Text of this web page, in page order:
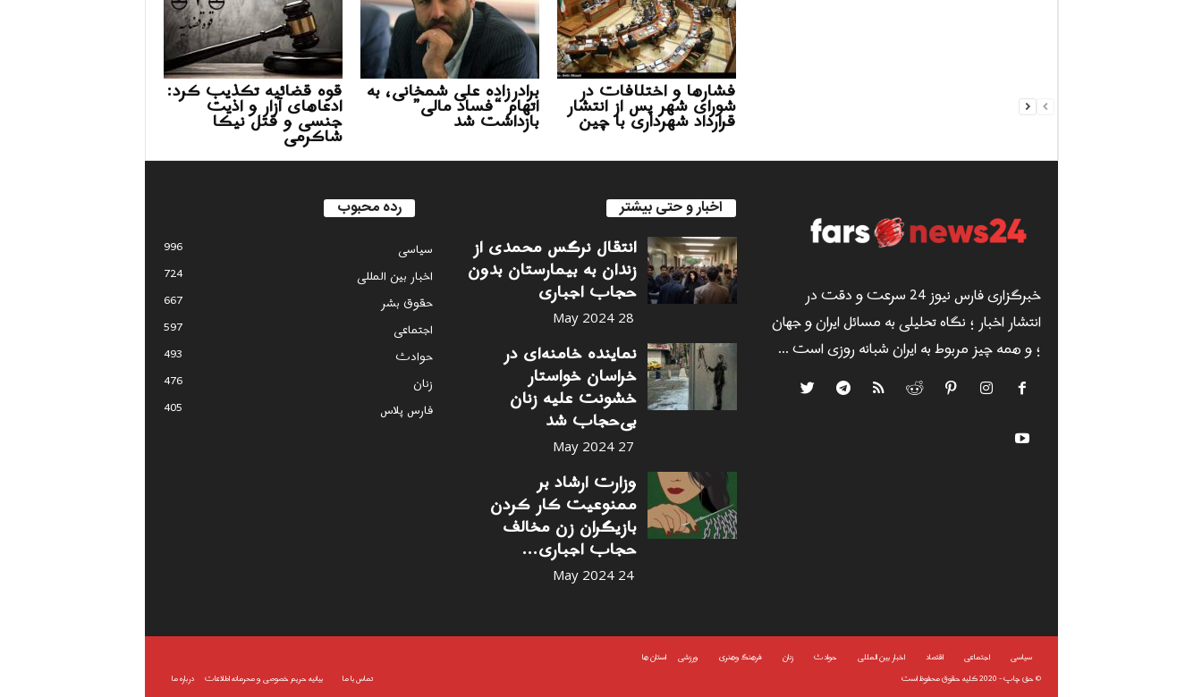
قوه قضائیه تکذیب کرد:
ادعاهای آزار و اذیت
جنسی و قتل نیکا
شاکرمی
برادرزاده علی شمخانی، به
اتهام “فساد مالی”
بازداشت شد
فشارها و اختلافات در
شورای شهر پس از انتشار
قرارداد شهرداری با چین
خبرگزاری فارس نیوز 24 سرعت و دقت در
انتشار اخبار ؛ نگاه تحلیلی به مسائل ایران و جهان
؛ و همه چیز مربوط به ایران شبانه روزی است ...
اخبار و حتی بیشتر
انتقال نرگس محمدی از
زندان به بیمارستان بدون
حجاب اجباری
28 May 2024
نماینده خامنه‌ای در
خراسان خواستار
خشونت علیه زنان
بی‌حجاب شد
27 May 2024
وزارت ارشاد بر
ممنوعیت کار کردن
بازیگران زن مخالف
حجاب اجباری...
24 May 2024
رده محبوب
سياسى
996
اخبار بین المللی
724
حقوق بشر
667
اجتماعی
597
حوادث
493
زنان
476
فارس پلاس
405
سياسى اجتماعی اقتصاد اخبار بین المللی حوادث زنان فرهنگ وهنری ورزشی
استان ها
©
تماس با ما بیانیه حریم خصوصی و محرمانه اطلاعات درباره ما حق چاپ - 2020 کلیه حقوق محفوظ است